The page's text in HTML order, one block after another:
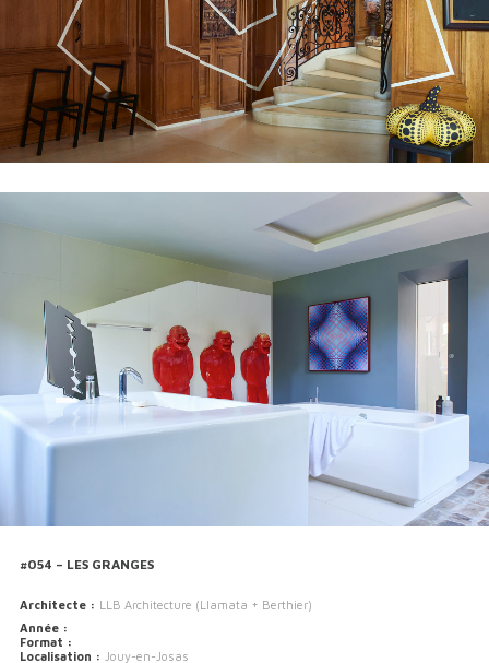
#054 – LES GRANGES
Architecte : LLB Architecture (Llamata + Berthier)
Année :
Format :
Localisation :
Jouy-en-Josas